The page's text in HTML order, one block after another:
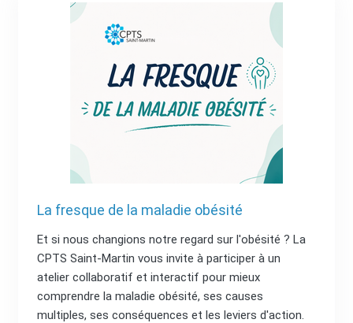
La fresque de la maladie obésité
Et si nous changions notre regard sur l'obésité ? La
CPTS Saint-Martin vous invite à participer à un
atelier collaboratif et interactif pour mieux
comprendre la maladie obésité, ses causes
multiples, ses conséquences et les leviers d'action.